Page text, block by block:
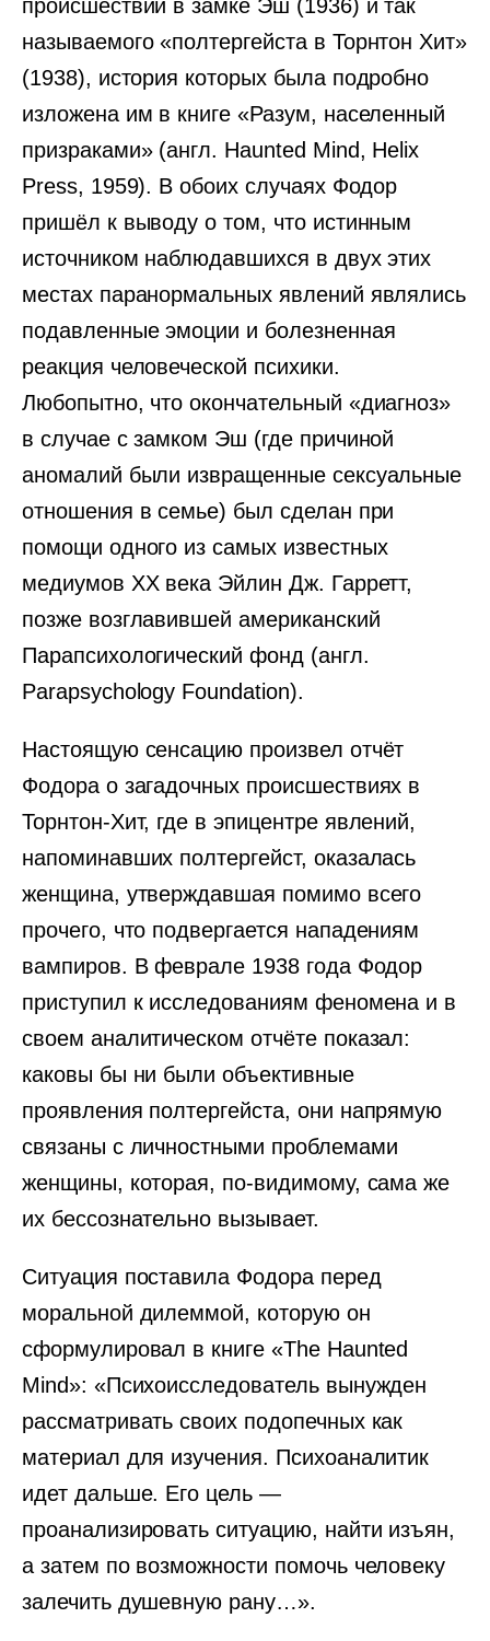
происшествий в замке Эш (1936) и так
называемого «полтергейста в Торнтон Хит»
(1938), история которых была подробно
изложена им в книге «Разум, населенный
призраками» (англ. Haunted Mind, Helix
Press, 1959). В обоих случаях Фодор
пришёл к выводу о том, что истинным
источником наблюдавшихся в двух этих
местах паранормальных явлений являлись
подавленные эмоции и болезненная
реакция человеческой психики.
Любопытно, что окончательный «диагноз»
в случае с замком Эш (где причиной
аномалий были извращенные сексуальные
отношения в семье) был сделан при
помощи одного из самых известных
медиумов XX века Эйлин Дж. Гарретт,
позже возглавившей американский
Парапсихологический фонд (англ.
Parapsychology Foundation).
Настоящую сенсацию произвел отчёт
Фодора о загадочных происшествиях в
Торнтон-Хит, где в эпицентре явлений,
напоминавших полтергейст, оказалась
женщина, утверждавшая помимо всего
прочего, что подвергается нападениям
вампиров. В феврале 1938 года Фодор
приступил к исследованиям феномена и в
своем аналитическом отчёте показал:
каковы бы ни были объективные
проявления полтергейста, они напрямую
связаны с личностными проблемами
женщины, которая, по-видимому, сама же
их бессознательно вызывает.
Ситуация поставила Фодора перед
моральной дилеммой, которую он
сформулировал в книге «The Haunted
Mind»: «Психоисследователь вынужден
рассматривать своих подопечных как
материал для изучения. Психоаналитик
идет дальше. Его цель —
проанализировать ситуацию, найти изъян,
а затем по возможности помочь человеку
залечить душевную рану…».